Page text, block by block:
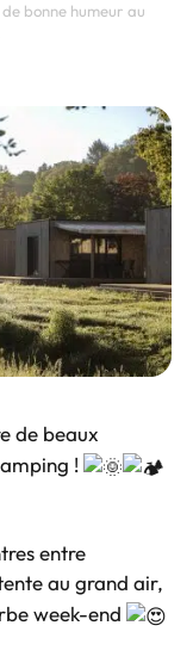
bonne humeur au
de beaux
!
entre
au grand air,
week-end